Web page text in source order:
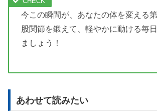
今この瞬間が、あなたの体を変える第
股関節を鍛えて、軽やかに動ける毎
ましょう！
あわせて読みたい